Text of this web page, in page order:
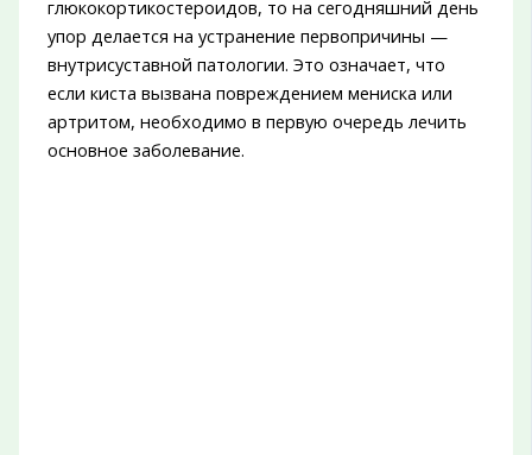
глюкокортикостероидов, то на сегодняшний день
упор делается на устранение первопричины —
внутрисуставной патологии. Это означает, что
если киста вызвана повреждением мениска или
артритом, необходимо в первую очередь лечить
основное заболевание.